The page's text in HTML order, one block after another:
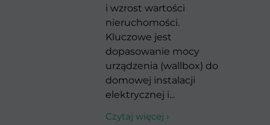
i wzrost wartości
nieruchomości.
Kluczowe jest
dopasowanie mocy
urządzenia (wallbox) do
domowej instalacji
elektrycznej i...
Czytaj więcej ›